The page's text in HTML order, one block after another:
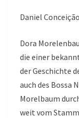
Daniel
Dora
die einer
der Geschichte
auch des Bossa
Morelbaum
weit vom